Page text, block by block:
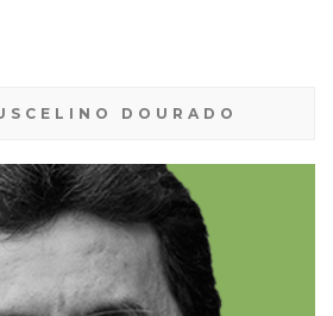
DOURADO